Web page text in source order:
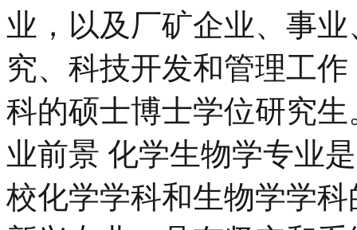
业，以及厂矿企业、事
究、科技开发和管理工
科的硕士博士学位研究
业前景 化学生物学专业
校化学学科和生物学学